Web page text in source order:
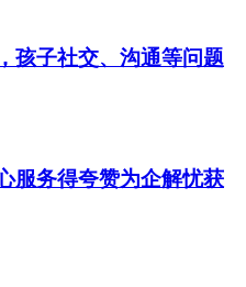
孩子社交、沟通等问题
服务得夸赞为企解忧获